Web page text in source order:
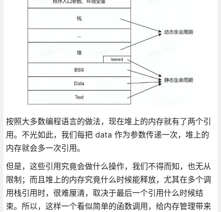
按照大多数编程语言的做法，现在堆上的内存就有了两个引
用。不光如此，我们每把 data 作为参数传递一次，堆上的
内存就会多一次引用。
但是，这些引用究竟会做什么操作，我们不得而知，也无从
限制；而且堆上的内存究竟什么时候能释放，尤其在多个调
用栈引用时，很难厘清，取决于最后一个引用什么时候结
束。所以，这样一个看似简单的函数调用，给内存管理带来